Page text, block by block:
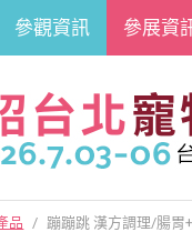
參觀資訊 參展資
品 / 蹦蹦跳 漢方調理/腸胃